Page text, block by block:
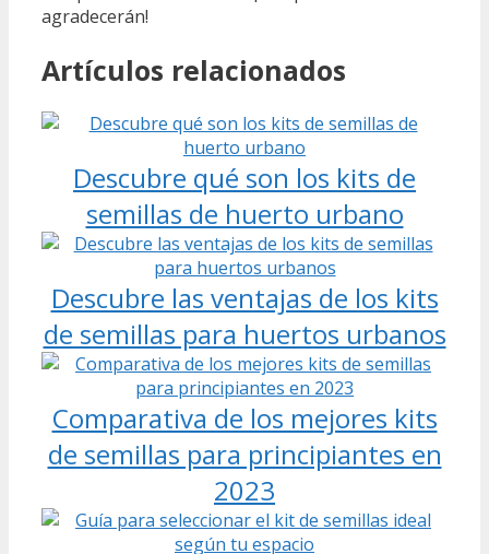
agradecerán!
Artículos relacionados
Descubre qué son los kits de
semillas de huerto urbano
Descubre las ventajas de los kits
de semillas para huertos urbanos
Comparativa de los mejores kits
de semillas para principiantes en
2023